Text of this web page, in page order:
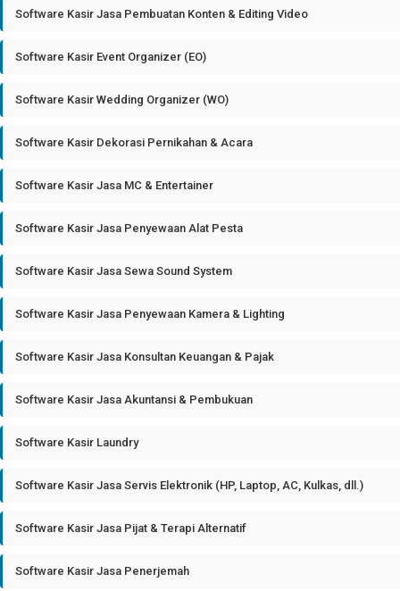
Software Kasir Jasa Pembuatan Konten & Editing Video
Software Kasir Event Organizer (EO)
Software Kasir Wedding Organizer (WO)
Software Kasir Dekorasi Pernikahan & Acara
Software Kasir Jasa MC & Entertainer
Software Kasir Jasa Penyewaan Alat Pesta
Software Kasir Jasa Sewa Sound System
Software Kasir Jasa Penyewaan Kamera & Lighting
Software Kasir Jasa Konsultan Keuangan & Pajak
Software Kasir Jasa Akuntansi & Pembukuan
Software Kasir Laundry
Software Kasir Jasa Servis Elektronik (HP, Laptop, AC, Kulkas, dll.)
Software Kasir Jasa Pijat & Terapi Alternatif
Software Kasir Jasa Penerjemah